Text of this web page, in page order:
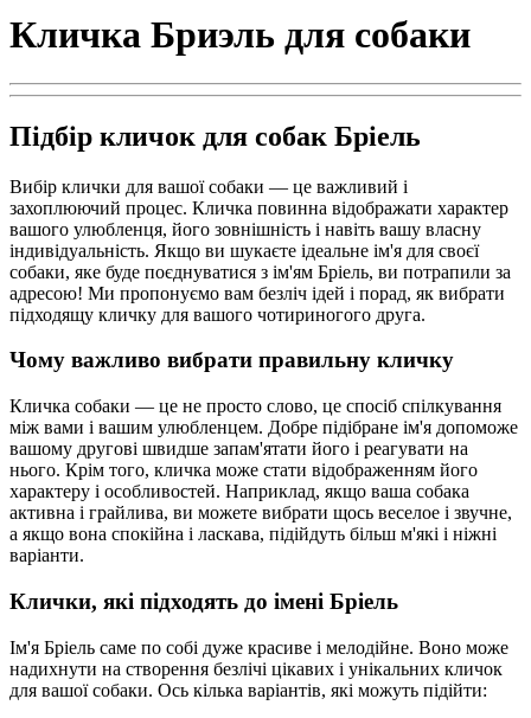
Кличка Бриэль для собаки
Підбір кличок для собак Бріель
Вибір клички для вашої собаки — це важливий і
захоплюючий процес. Кличка повинна відображати характер
вашого улюбленця, його зовнішність і навіть вашу власну
індивідуальність. Якщо ви шукаєте ідеальне ім'я для своєї
собаки, яке буде поєднуватися з ім'ям Бріель, ви потрапили за
адресою! Ми пропонуємо вам безліч ідей і порад, як вибрати
підходящу кличку для вашого чотириногого друга.
Чому важливо вибрати правильну кличку
Кличка собаки — це не просто слово, це спосіб спілкування
між вами і вашим улюбленцем. Добре підібране ім'я допоможе
вашому другові швидше запам'ятати його і реагувати на
нього. Крім того, кличка може стати відображенням його
характеру і особливостей. Наприклад, якщо ваша собака
активна і грайлива, ви можете вибрати щось веселое і звучне,
а якщо вона спокійна і ласкава, підійдуть більш м'які і ніжні
варіанти.
Клички, які підходять до імені Бріель
Ім'я Бріель саме по собі дуже красиве і мелодійне. Воно може
надихнути на створення безлічі цікавих і унікальних кличок
для вашої собаки. Ось кілька варіантів, які можуть підійти: